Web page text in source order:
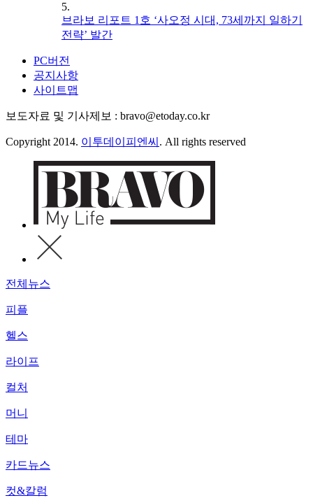
5.
브라보 리포트 1호 ‘사오정 시대, 73세까지 일하기
전략’ 발간
PC버전
공지사항
사이트맵
보도자료 및 기사제보 : bravo@etoday.co.kr
Copyright 2014. 이투데이피엔씨 . All rights reserved
전체뉴스
피플
헬스
라이프
컬처
머니
테마
카드뉴스
컷&칼럼